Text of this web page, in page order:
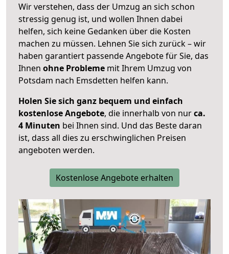
Wir verstehen, dass der Umzug an sich schon
stressig genug ist, und wollen Ihnen dabei
helfen, sich keine Gedanken über die Kosten
machen zu müssen. Lehnen Sie sich zurück – wir
haben garantiert passende Angebote für Sie, das
Ihnen ohne Probleme mit Ihrem Umzug von
Potsdam nach Emsdetten helfen kann.
Holen Sie sich ganz bequem und einfach
kostenlose Angebote, die innerhalb von nurca.
4 Minuten bei Ihnen sind. Und das Beste daran
ist, dass all dies zu erschwinglichen Preisen
angeboten werden.
Kostenlose Angebote erhalten